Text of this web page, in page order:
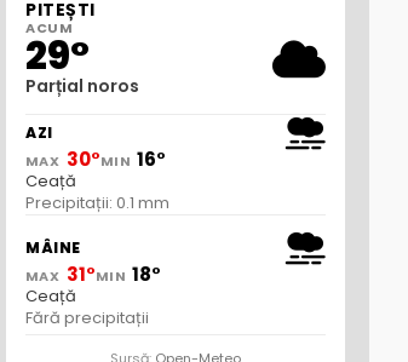
PITEȘTI
ACUM
29°
Parțial noros
AZI
MAX 30°MIN 16°
Ceață
Precipitații: 0.1 mm
MÂINE
MAX 31°MIN 18°
Ceață
Fără precipitații